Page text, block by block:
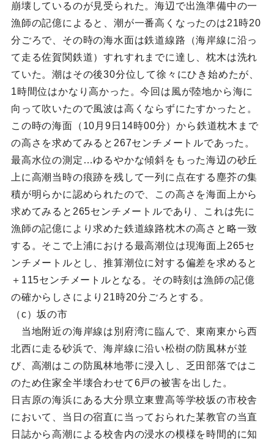
崩壊しているのが見受られた。海辺で出漁準備中の一
漁師の記億によると、潮が一番高くなったのは21時20
分ごろで、その時の海水面は鉄道線路（海岸線に沿っ
て走る佐賀関鉄道）すれすれまでに達し、枕木は洗れ
ていた。潮はその後30分位して徐々にひき始めたが、
1時間位はかなり高かった。今回は風が陸地から海に
向って吹いたので風波は高くならずにたすかったと。
この時の海面（10月9日14時00分）から鉄道枕木まで
の高さを求めてみると267センチメートルであった。
最高水位の測定…ゆるやかな傾斜をもった海辺の砂丘
上に高潮当時の痕跡を残して一列に点在する塵芥の集
積が明らかに認められたので、この高さを海面上から
求めてみると265センチメートルであり、これは先に
漁師の記億により求めた鉄道線路枕木の高さと略一致
する。そこで上浦における最高潮位は現海面上265セ
ンチメートルとし、推算潮位に対する偏差を求めると
＋115センチメートルとなる。その時刻は漁師の記億
の確からしさにより21時20分ごろとする。
（c）坂の市
当地附近の海岸線は別府湾に臨んで、東南東から西
北西に走る砂浜で、海岸線に沿い松樹の防風林が並
び、高潮はこの防風林地帯に浸入し、乏田部落ではこ
のため住家全半壊合わせて6戸の被害を出した。
日吉原の海浜にある大分県立東豊高等学校坂の市校舎
において、当日の宿直に当っておられた某教官の当直
日誌から高潮による校舎内の浸水の模様を時間的に知